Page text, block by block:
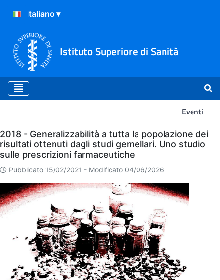
Istituto Superiore di Sanità
Eventi
Eventi
2018 - Generalizzabilità a tutta la popolazione dei
risultati ottenuti dagli studi gemellari. Uno studio
sulle prescrizioni farmaceutiche
Pubblicato 15/02/2021 - Modificato 04/06/2026